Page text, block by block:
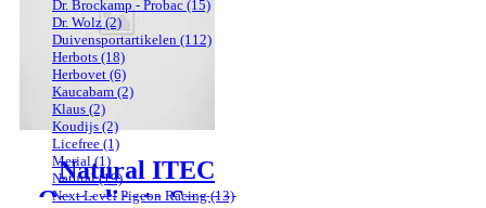
Dr. Brockamp - Probac (15)
Dr. Wolz(2)
Duivensportartikelen (112)
Herbots (18)
Herbovet (6)
Kaucabam (2)
Klaus (2)
Koudijs(2)
Licefree (1)
Merial(1)
Natural(19)
Next Level Pigeon Racing(13)
Natural ITEC
Ongedierte Spray